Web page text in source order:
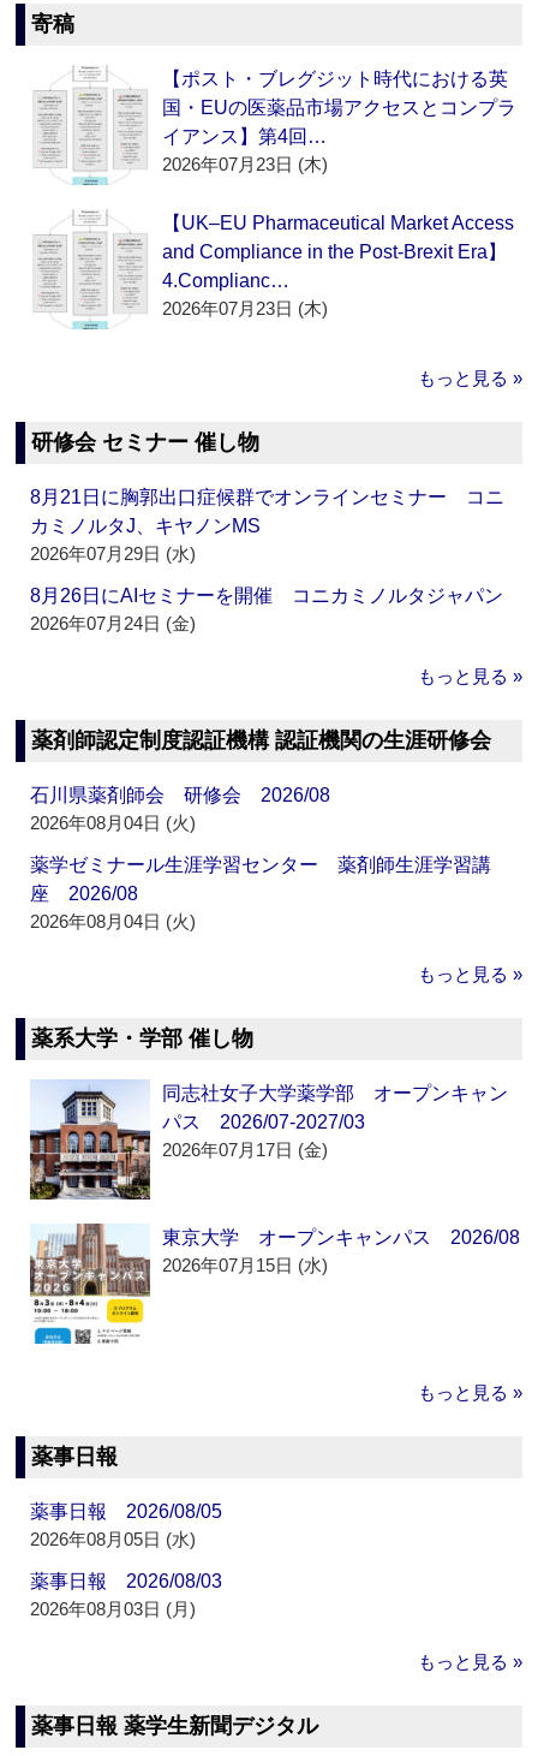
寄稿
【ポスト・ブレグジット時代における英
国・EUの医薬品市場アクセスとコンプラ
イアンス】第4回…
2026年07月23日 (木)
【UK–EU Pharmaceutical Market Access
and Compliance in the Post-Brexit Era】
4.Complianc…
2026年07月23日 (木)
もっと見る »
研修会 セミナー 催し物
8月21日に胸郭出口症候群でオンラインセミナー コニ
カミノルタJ、キヤノンMS
2026年07月29日 (水)
8月26日にAIセミナーを開催 コニカミノルタジャパン
2026年07月24日 (金)
もっと見る »
薬剤師認定制度認証機構 認証機関の生涯研修会
石川県薬剤師会 研修会 2026/08
2026年08月04日 (火)
薬学ゼミナール生涯学習センター 薬剤師生涯学習講
座 2026/08
2026年08月04日 (火)
もっと見る »
薬系大学・学部 催し物
同志社女子大学薬学部 オープンキャン
パス 2026/07-2027/03
2026年07月17日 (金)
東京大学 オープンキャンパス 2026/08
2026年07月15日 (水)
もっと見る »
薬事日報
薬事日報 2026/08/05
2026年08月05日 (水)
薬事日報 2026/08/03
2026年08月03日 (月)
もっと見る »
薬事日報 薬学生新聞デジタル